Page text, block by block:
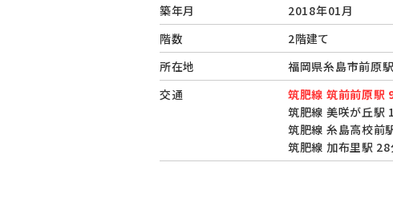
築年月
2018年01月
階数
2階建て
所在地
福岡県糸島市前
交通
筑肥線 筑前前原駅
筑肥線 美咲が丘駅
筑肥線 糸島高校前
筑肥線 加布里駅 28